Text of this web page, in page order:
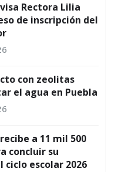
Rectora Lilia
de inscripción del
con zeolitas
el agua en Puebla
a 11 mil 500
concluir su
ciclo escolar 2026